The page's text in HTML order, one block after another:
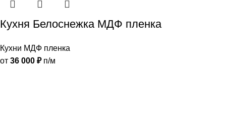
Кухня Белоснежка МДФ пленка
Кухни МДФ пленка
от 36 000 ₽п/м